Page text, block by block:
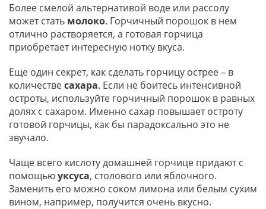
Более смелой альтернативой воде или рассолу
может стать молоко. Горчичный порошок в нем
отлично растворяется, а готовая горчица
приобретает интересную нотку вкуса.
Еще один секрет, как сделать горчицу острее – в
количествесахара. Если не боитесь интенсивной
остроты, используйте горчичный порошок в равных
долях с сахаром. Именно сахар повышает остроту
готовой горчицы, как бы парадоксально это не
звучало.
Чаще всего кислоту домашней горчице придают с
помощьюуксуса, столового или яблочного.
Заменить его можно соком лимона или белым сухим
вином, например, получится очень вкусно.